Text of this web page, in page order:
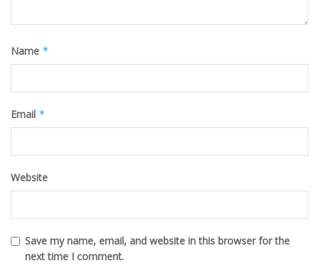
Name *
Email *
Website
Save my name, email, and website in this browser for the
next time I comment.